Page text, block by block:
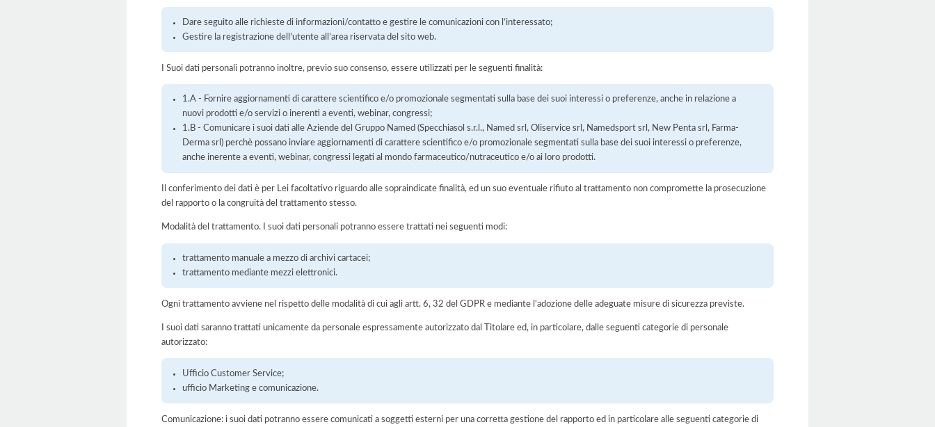
Dare seguito alle richieste di informazioni/contatto e gestire le comunicazioni con l’interessato;
Gestire la registrazione dell’utente all’area riservata del sito web.
I Suoi dati personali potranno inoltre, previo suo consenso, essere utilizzati per le seguenti finalità:
1.A - Fornire aggiornamenti di carattere scientifico e/o promozionale segmentati sulla base dei suoi interessi o preferenze, anche in relazione a
nuovi prodotti e/o servizi o inerenti a eventi, webinar, congressi;
1.B - Comunicare i suoi dati alle Aziende del Gruppo Named (Specchiasol s.r.l., Named srl, Oliservice srl, Namedsport srl, New Penta srl, Farma-
Derma srl) perchè possano inviare aggiornamenti di carattere scientifico e/o promozionale segmentati sulla base dei suoi interessi o preferenze,
anche inerente a eventi, webinar, congressi legati al mondo farmaceutico/nutraceutico e/o ai loro prodotti.
Il conferimento dei dati è per Lei facoltativo riguardo alle sopraindicate finalità, ed un suo eventuale rifiuto al trattamento non compromette la prosecuzione
del rapporto o la congruità del trattamento stesso.
Modalità del trattamento. I suoi dati personali potranno essere trattati nei seguenti modi:
trattamento manuale a mezzo di archivi cartacei;
trattamento mediante mezzi elettronici.
Ogni trattamento avviene nel rispetto delle modalità di cui agli artt. 6, 32 del GDPR e mediante l'adozione delle adeguate misure di sicurezza previste.
I suoi dati saranno trattati unicamente da personale espressamente autorizzato dal Titolare ed, in particolare, dalle seguenti categorie di personale
autorizzato:
Ufficio Customer Service;
ufficio Marketing e comunicazione.
Comunicazione: i suoi dati potranno essere comunicati a soggetti esterni per una corretta gestione del rapporto ed in particolare alle seguenti categorie di